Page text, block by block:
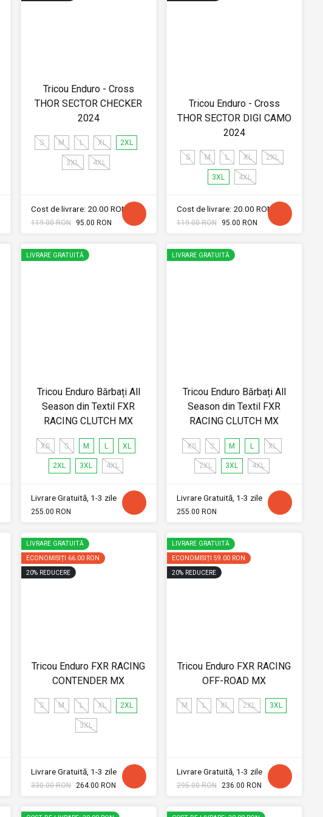
Tricou Enduro - Cross
THOR SECTOR CHECKER
2024
S M L XL 2XL
3XL 4XL
Cost de livrare: 20.00 RON
119.00 RON 95.00 RON
Tricou Enduro - Cross
THOR SECTOR DIGI CAMO
2024
S M L XL 2XL
3XL 4XL
Cost de livrare: 20.00 RON
119.00 RON 95.00 RON
LIVRARE GRATUITĂ
Tricou Enduro Bărbați All
Season din Textil FXR
RACING CLUTCH MX
XS S M L XL
2XL 3XL 4XL
Livrare Gratuită, 1-3 zile
255.00 RON
LIVRARE GRATUITĂ
Tricou Enduro Bărbați All
Season din Textil FXR
RACING CLUTCH MX
XS S M L XL
2XL 3XL 4XL
Livrare Gratuită, 1-3 zile
255.00 RON
LIVRARE GRATUITĂ
ECONOMISIȚI 66.00 RON
20% REDUCERE
Tricou Enduro FXR RACING
CONTENDER MX
S M L XL 2XL
3XL
Livrare Gratuită, 1-3 zile
330.00 RON 264.00 RON
LIVRARE GRATUITĂ
ECONOMISIȚI 59.00 RON
20% REDUCERE
Tricou Enduro FXR RACING
OFF-ROAD MX
M L XL 2XL 3XL
Livrare Gratuită, 1-3 zile
295.00 RON 236.00 RON